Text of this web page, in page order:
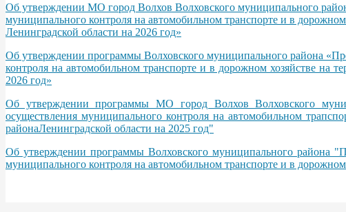
Об утверждении МО город Волхов Волховского муниципального
муниципального контроля на автомобильном транспорте и в
Ленинградской области на 2026 год»
Об утверждении программы Волховского муниципального района
контроля на автомобильном транспорте и в дорожном хозяйстве на
2026 год»
Об утверждении программы МО город Волхов Волховского
осуществления муниципального контроля на автомобильном
районаЛенинградской области на 2025 год"
Об утверждении программы Волховского муниципального района
муниципального контроля на автомобильном транспорте и в